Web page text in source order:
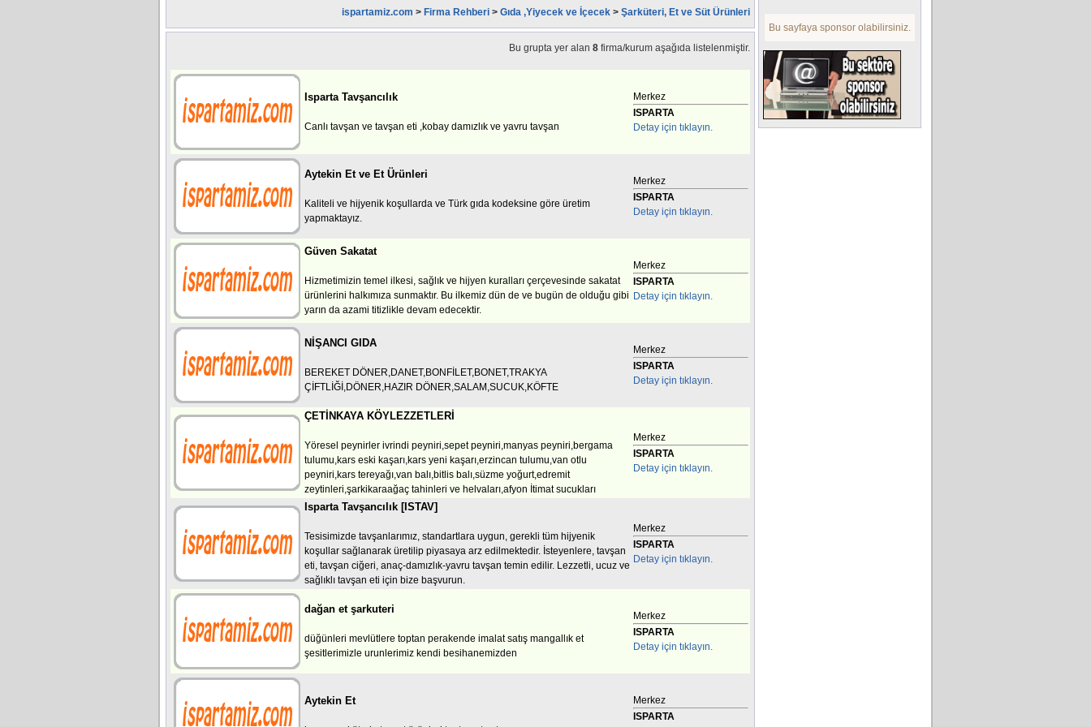
ispartamiz.com > Firma Rehberi > Gıda ,Yiyecek ve İçecek > Şarküteri, Et ve Süt Ürünleri
Bu grupta yer alan 8 firma/kurum aşağıda listelenmiştir.
Isparta Tavşancılık
Canlı tavşan ve tavşan eti ,kobay damızlık ve yavru tavşan
Merkez
ISPARTA
Detay için tıklayın.
Aytekin Et ve Et Ürünleri
Kaliteli ve hijyenik koşullarda ve Türk gıda kodeksine göre üretim
yapmaktayız.
Merkez
ISPARTA
Detay için tıklayın.
Güven Sakatat
Hizmetimizin temel ilkesi, sağlık ve hijyen kuralları çerçevesinde sakatat
ürünlerini halkımıza sunmaktır. Bu ilkemiz dün de ve bugün de olduğu gibi
yarın da azami titizlikle devam edecektir.
Merkez
ISPARTA
Detay için tıklayın.
NİŞANCI GIDA
BEREKET DÖNER,DANET,BONFİLET,BONET,TRAKYA
ÇİFTLİĞİ,DÖNER,HAZIR DÖNER,SALAM,SUCUK,KÖFTE
Merkez
ISPARTA
Detay için tıklayın.
ÇETİNKAYA KÖYLEZZETLERİ
Yöresel peynirler ivrindi peyniri,sepet peyniri,manyas peyniri,bergama
tulumu,kars eski kaşarı,kars yeni kaşarı,erzincan tulumu,van otlu
peyniri,kars tereyağı,van balı,bitlis balı,süzme yoğurt,edremit
zeytinleri,şarkikaraağaç tahinleri ve helvaları,afyon İtimat sucukları
Merkez
ISPARTA
Detay için tıklayın.
Isparta Tavşancılık [ISTAV]
Tesisimizde tavşanlarımız, standartlara uygun, gerekli tüm hijyenik
koşullar sağlanarak üretilip piyasaya arz edilmektedir. İsteyenlere, tavşan
eti, tavşan ciğeri, anaç-damızlık-yavru tavşan temin edilir. Lezzetli, ucuz ve
sağlıklı tavşan eti için bize başvurun.
Merkez
ISPARTA
Detay için tıklayın.
dağan et şarkuteri
düğünleri mevlütlere toptan perakende imalat satış mangallık et
şesitlerimizle urunlerimiz kendi besihanemizden
Merkez
ISPARTA
Detay için tıklayın.
Aytekin Et
Merkez
ISPARTA
Bu sayfaya sponsor olabilirsiniz.